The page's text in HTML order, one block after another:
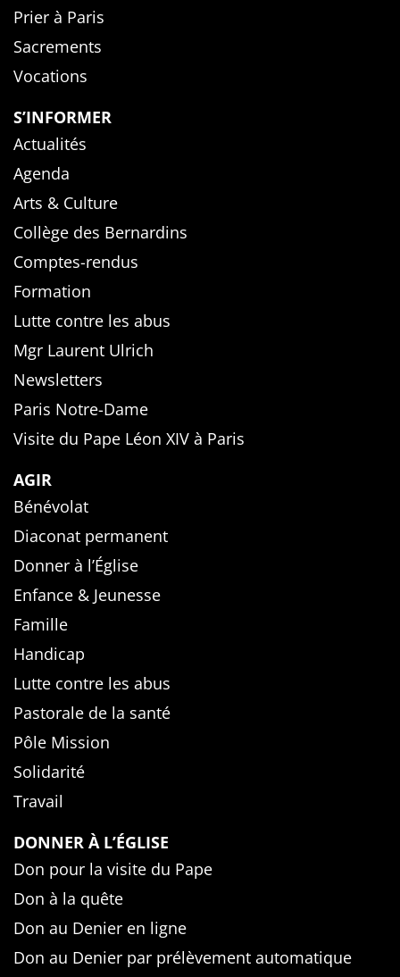
Prier à Paris
Sacrements
Vocations
S’INFORMER
Actualités
Agenda
Arts & Culture
Collège des Bernardins
Comptes-rendus
Formation
Lutte contre les abus
Mgr Laurent Ulrich
Newsletters
Paris Notre-Dame
Visite du Pape Léon XIV à Paris
AGIR
Bénévolat
Diaconat permanent
Donner à l’Église
Enfance & Jeunesse
Famille
Handicap
Lutte contre les abus
Pastorale de la santé
Pôle Mission
Solidarité
Travail
DONNER À L’ÉGLISE
Don pour la visite du Pape
Don à la quête
Don au Denier en ligne
Don au Denier par prélèvement automatique